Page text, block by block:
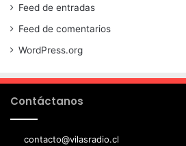
Feed de entradas
Feed de comentarios
WordPress.org
Contáctanos
contacto@vilasradio.cl